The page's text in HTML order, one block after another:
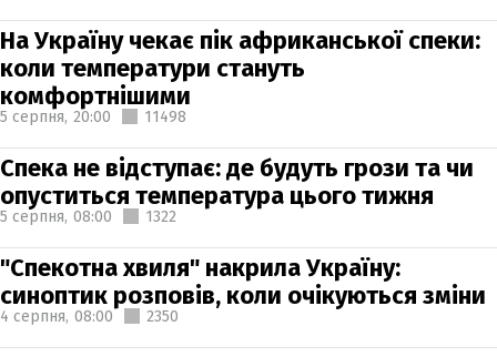
На Україну чекає пік африканської спеки:
коли температури стануть
комфортнішими
5 серпня, 20:00 11498
Спека не відступає: де будуть грози та чи
опуститься температура цього тижня
5 серпня, 08:00 1322
"Спекотна хвиля" накрила Україну:
синоптик розповів, коли очікуються зміни
4 серпня, 08:00 2350